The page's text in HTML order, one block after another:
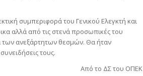
συμπεριφορά του Γενικού Ελεγκτή και
αλλά από τις στενά προσωπικές του
των ανεξάρτητων θεσμών. Θα ήταν
τους.
Από το ΔΣ του ΟΠΕΚ